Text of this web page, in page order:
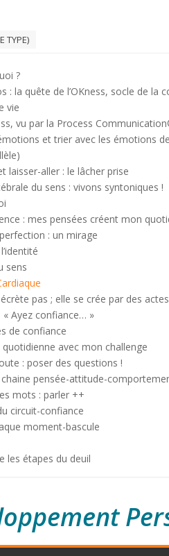
TYPE)
?
: la quête de l’OKness, socle de la
vie
vu par la Process
et trier avec les émotions
laisser-aller : le lâcher prise
du sens : vivons syntoniques !
: mes pensées créent mon
: un mirage
sens
pas ; elle se crée par des
« Ayez confiance… »
de confiance
avec mon challenge
: poser des questions !
chaine pensée-attitude-
mots : parler ++
circuit-confiance
moment-bascule
les étapes du deuil